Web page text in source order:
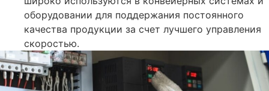
оборудовании для поддержания постоянного
качества продукции за счет лучшего управления
скоростью.